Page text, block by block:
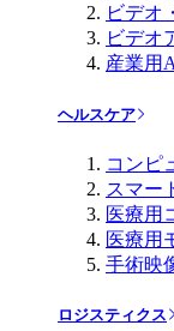
ビデオ
ビデオ
産業用
ヘルスケア
コンピ
スマー
医療用
医療用
手術映
ロジスティクス